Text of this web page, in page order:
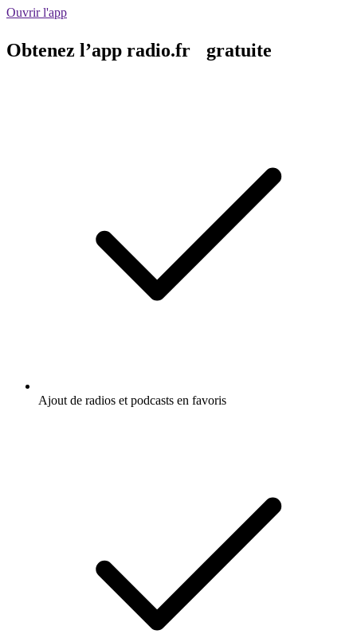
Ouvrir l'app
Obtenez l’app radio.fr gratuite
Ajout de radios et podcasts en favoris